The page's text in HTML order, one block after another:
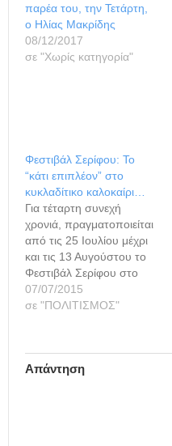
παρέα του, την Τετάρτη,
ο Ηλίας Μακρίδης
08/12/2017
σε "Χωρίς κατηγορία"
Φεστιβάλ Σερίφου: Το
“κάτι επιπλέον” στο
κυκλαδίτικο καλοκαίρι…
Για τέταρτη συνεχή
χρονιά, πραγματοποιείται
από τις 25 Ιουλίου μέχρι
και τις 13 Αυγούστου το
Φεστιβάλ Σερίφου στο
κοίλο θέατρο της Κάτω
Χώρας. Στόχος η
σύνδεσης του πολιτισμού
με τον τουρισμό αλλά την
07/07/2015
σε "ΠΟΛΙΤΙΣΜΟΣ"
Απάντηση